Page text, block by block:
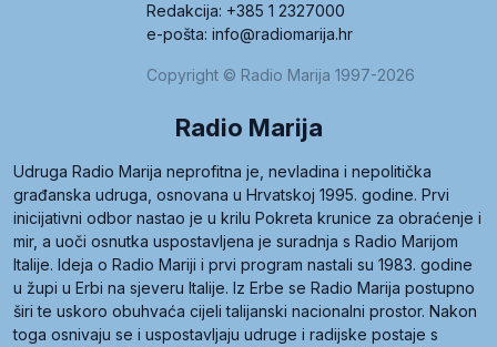
Redakcija: +385 1 2327000
e-pošta: info@radiomarija.hr
Copyright © Radio Marija 1997-2026
Radio Marija
Udruga Radio Marija neprofitna je, nevladina i nepolitička
građanska udruga, osnovana u Hrvatskoj 1995. godine. Prvi
inicijativni odbor nastao je u krilu Pokreta krunice za obraćenje i
mir, a uoči osnutka uspostavljena je suradnja s Radio Marijom
Italije. Ideja o Radio Mariji i prvi program nastali su 1983. godine
u župi u Erbi na sjeveru Italije. Iz Erbe se Radio Marija postupno
širi te uskoro obuhvaća cijeli talijanski nacionalni prostor. Nakon
toga osnivaju se i uspostavljaju udruge i radijske postaje s